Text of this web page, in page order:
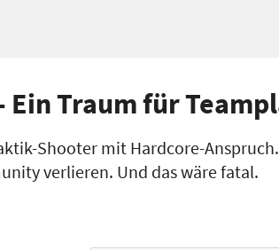
Ein Traum für
Shooter mit Hardcore-
verlieren. Und das wäre fatal.